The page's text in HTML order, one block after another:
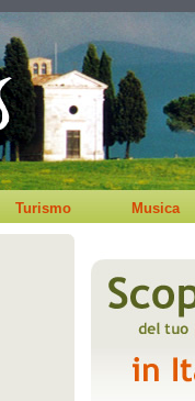
Turismo Musica